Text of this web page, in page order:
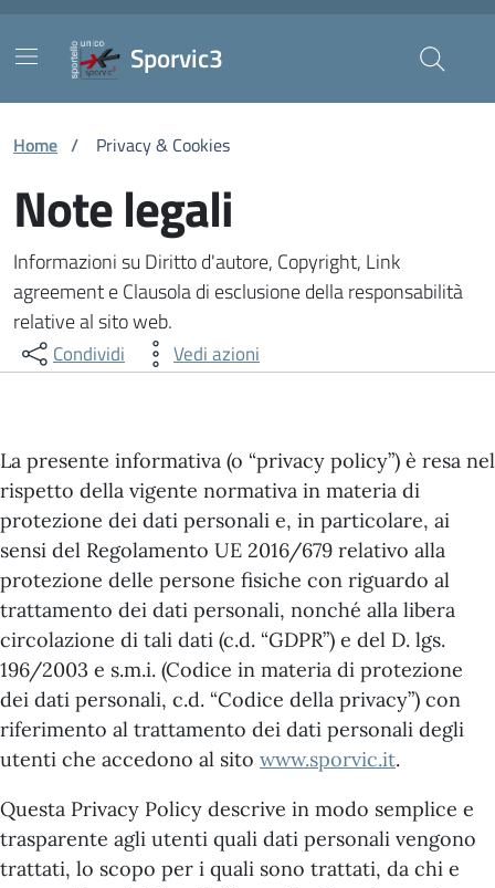
Sporvic3
Home / Privacy & Cookies
Note legali
Informazioni su Diritto d'autore, Copyright, Link
agreement e Clausola di esclusione della responsabilità
relative al sito web.
Condividi Vedi azioni
La presente informativa (o “privacy policy”) è resa nel
rispetto della vigente normativa in materia di
protezione dei dati personali e, in particolare, ai
sensi del Regolamento UE 2016/679 relativo alla
protezione delle persone fisiche con riguardo al
trattamento dei dati personali, nonché alla libera
circolazione di tali dati (c.d. “GDPR”) e del D. lgs.
196/2003 e s.m.i. (Codice in materia di protezione
dei dati personali, c.d. “Codice della privacy”) con
riferimento al trattamento dei dati personali degli
utenti che accedono al sito www.sporvic.it.
Questa Privacy Policy descrive in modo semplice e
trasparente agli utenti quali dati personali vengono
trattati, lo scopo per i quali sono trattati, da chi e